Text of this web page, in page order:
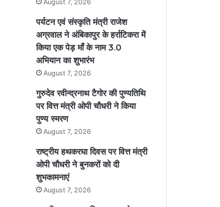
August 7, 2026
पर्यटन एवं संस्कृति मंत्री राजेश
अग्रवाल ने अंबिकापुर के हर्राटिकरा में
किया एक पेड़ माँ के नाम 3.0
अभियान का शुभारंभ
August 7, 2026
गुरुदेव रवीन्द्रनाथ टैगोर की पुण्यतिथि
पर वित्त मंत्री ओपी चौधरी ने किया
पुण्य स्मरण
August 7, 2026
राष्ट्रीय हथकरघा दिवस पर वित्त मंत्री
ओपी चौधरी ने बुनकरों को दी
शुभकामनाएं
August 7, 2026